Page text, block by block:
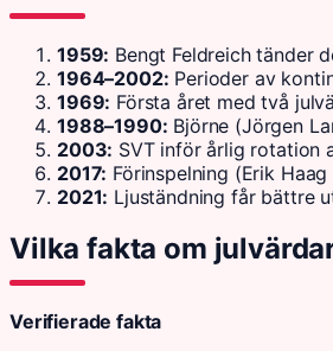
1959: Bengt Feldreich tänder
1964–2002: Perioder av
1969: Första året med två
1988–1990: Björne (Jörgen
2003: SVT inför årlig rotation
2017: Förinspelning (Erik
2021: Ljuständning får bättre
Vilka fakta om
Verifierade fakta